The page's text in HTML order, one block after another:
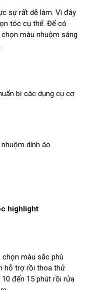
sự rất dễ làm. Vì đây
tóc cụ thể. Để có
màu nhuộm sáng
bị các dụng cụ cơ
dính áo
highlight
chọn màu sắc phù
hỗ trợ rồi thoa thử
đến 15 phút rồi rửa